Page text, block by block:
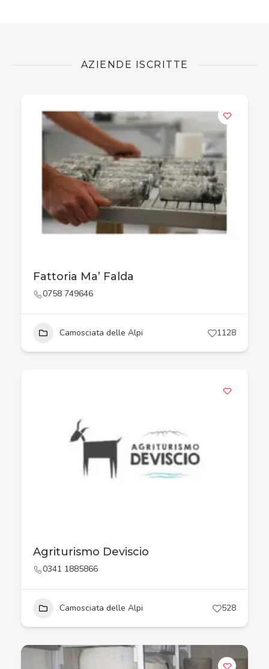
AZIENDE ISCRITTE
Fattoria Ma’ Falda
0758 749646
Camosciata delle Alpi 1128
Agriturismo Deviscio
0341 1885866
Camosciata delle Alpi 528